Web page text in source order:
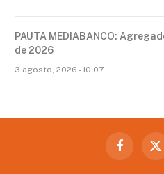
PAUTA MEDIABANCO:
de 2026
3 agosto, 2026 - 10:07
Facebook
X